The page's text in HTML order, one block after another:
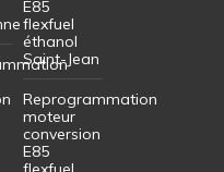
E85
flexfuel
éthanol
Saint-Jean
Reprogrammation
moteur
conversion
E85